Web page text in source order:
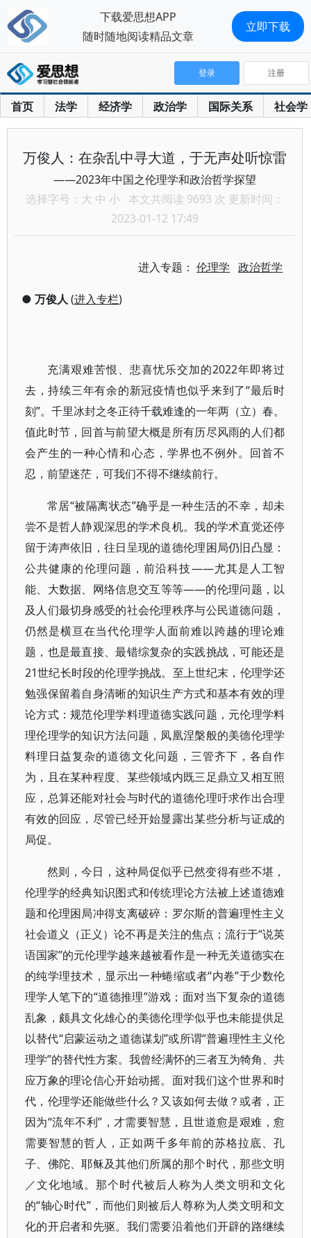
首页 法学 经济学 政治学 国际关系 社会学
登录 注册
万俊人：在杂乱中寻大道，于无声处听惊雷
——2023年中国之伦理学和政治哲学探望
选择字号： 大 中 小 本文共阅读 9693 次 更新时间：
2023-01-12 17:49
进入专题：伦理学 政治哲学
● 万俊人 (进入专栏)
充满艰难苦恨、悲喜忧乐交加的2022年即将过
去，持续三年有余的新冠疫情也似乎来到了“最后时
刻”。千里冰封之冬正待千载难逢的一年两（立）春。
值此时节，回首与前望大概是所有历尽风雨的人们都
会产生的一种心情和心态，学界也不例外。回首不
忍，前望迷茫，可我们不得不继续前行。
常居“被隔离状态”确乎是一种生活的不幸，却未
尝不是哲人静观深思的学术良机。我的学术直觉还停
留于涛声依旧，往日呈现的道德伦理困局仍旧凸显：
公共健康的伦理问题，前沿科技——尤其是人工智
能、大数据、网络信息交互等等——的伦理问题，以
及人们最切身感受的社会伦理秩序与公民道德问题，
仍然是横亘在当代伦理学人面前难以跨越的理论难
题，也是最直接、最错综复杂的实践挑战，可能还是
21世纪长时段的伦理学挑战。至上世纪末，伦理学还
勉强保留着自身清晰的知识生产方式和基本有效的理
论方式：规范伦理学料理道德实践问题，元伦理学料
理伦理学的知识方法问题，凤凰涅槃般的美德伦理学
料理日益复杂的道德文化问题，三管齐下，各自作
为，且在某种程度、某些领域内既三足鼎立又相互照
应，总算还能对社会与时代的道德伦理吁求作出合理
有效的回应，尽管已经开始显露出某些分析与证成的
局促。
然则，今日，这种局促似乎已然变得有些不堪，
伦理学的经典知识图式和传统理论方法被上述道德难
题和伦理困局冲得支离破碎：罗尔斯的普遍理性主义
社会道义（正义）论不再是关注的焦点；流行于“说英
语国家”的元伦理学越来越被看作是一种无关道德实在
的纯学理技术，显示出一种蜷缩或者“内卷”于少数伦
理学人笔下的“道德推理”游戏；面对当下复杂的道德
乱象，颇具文化雄心的美德伦理学似乎也未能提供足
以替代“启蒙运动之道德谋划”或所谓“普遍理性主义伦
理学”的替代性方案。我曾经满怀的三者互为犄角、共
应万象的理论信心开始动摇。面对我们这个世界和时
代，伦理学还能做些什么？又该如何去做？或者，正
因为“流年不利”，才需要智慧，且世道愈是艰难，愈
需要智慧的哲人，正如两千多年前的苏格拉底、孔
子、佛陀、耶稣及其他们所属的那个时代，那些文明
／文化地域。那个时代被后人称为人类文明和文化
的“轴心时代”，而他们则被后人尊称为人类文明和文
化的开启者和先驱。我们需要沿着他们开辟的路继续
下载爱思想APP
随时随地阅读精品文章
立即下载